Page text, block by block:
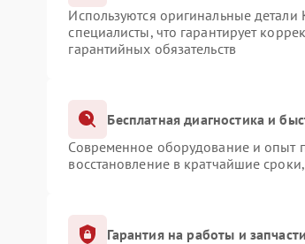
Используются оригинальные
специалисты, что гарантирует
гарантийных обязательств
Бесплатная диагностика и
Современное оборудование и опыт
восстановление в кратчайшие
Гарантия на работы и запчасти